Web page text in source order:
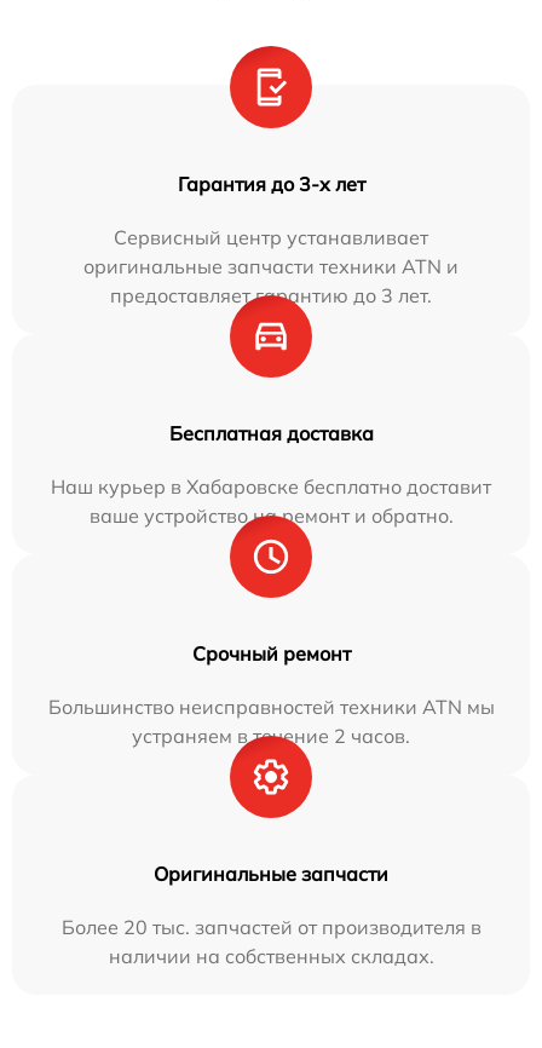
Гарантия до 3-х лет
Сервисный центр устанавливает
оригинальные запчасти техники ATN и
предоставляет гарантию до 3 лет.
Бесплатная доставка
Наш курьер в Хабаровске бесплатно доставит
ваше устройство на ремонт и обратно.
Срочный ремонт
Большинство неисправностей техники ATN мы
устраняем в течение 2 часов.
Оригинальные запчасти
Более 20 тыс. запчастей от производителя в
наличии на собственных складах.